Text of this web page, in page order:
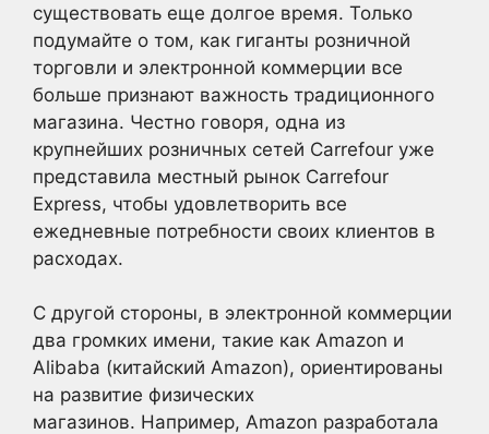
существовать еще долгое время. Только
подумайте о том, как гиганты розничной
торговли и электронной коммерции все
больше признают важность традиционного
магазина. Честно говоря, одна из
крупнейших розничных сетей Carrefour уже
представила местный рынок Carrefour
Express, чтобы удовлетворить все
ежедневные потребности своих клиентов в
расходах.
С другой стороны, в электронной коммерции
два громких имени, такие как Amazon и
Alibaba (китайский Amazon), ориентированы
на развитие физических
магазинов. Например, Amazon разработала